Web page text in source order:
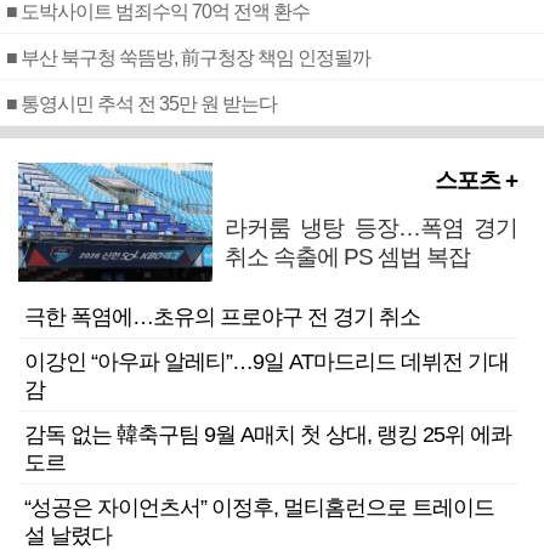
■ 도박사이트 범죄수익 70억 전액 환수
■ 부산 북구청 쑥뜸방, 前구청장 책임 인정될까
■ 통영시민 추석 전 35만 원 받는다
스포츠 +
라커룸 냉탕 등장…폭염 경기
취소 속출에 PS 셈법 복잡
극한 폭염에…초유의 프로야구 전 경기 취소
이강인 “아우파 알레티”…9일 AT마드리드 데뷔전 기대
감
감독 없는 韓축구팀 9월 A매치 첫 상대, 랭킹 25위 에콰
도르
“성공은 자이언츠서” 이정후, 멀티홈런으로 트레이드
설 날렸다